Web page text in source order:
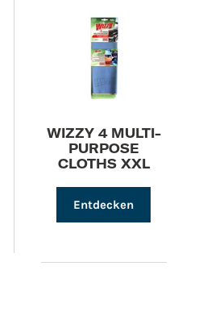
WIZZY 4 MULTI-
PURPOSE
CLOTHS XXL
Entdecken